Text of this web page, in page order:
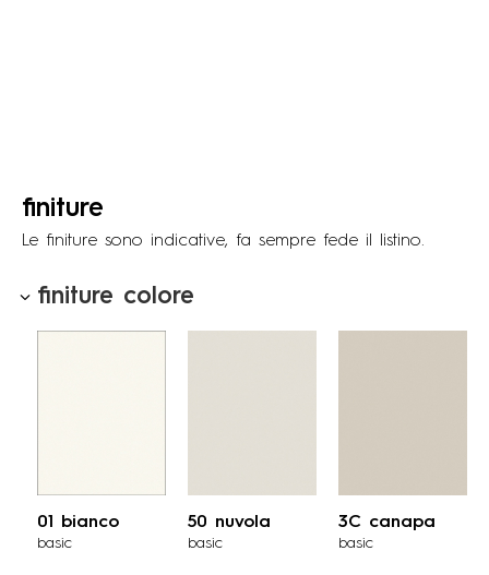
finiture
Le ﬁniture sono indicative, fa sempre fede il listino.
finiture colore
01 bianco
basic
50 nuvola
basic
3C canapa
basic